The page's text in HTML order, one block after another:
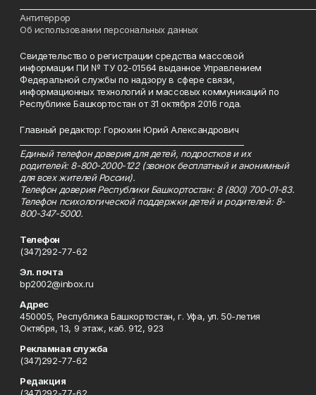
Антитеррор
Об использовании персональных данных
Свидетельство о регистрации средства массовой
информации ПИ № ТУ 02-01564 выданное Управлением
Федеральной службы по надзору в сфере связи,
информационных технологий и массовых коммуникаций по
Республике Башкортостан от 31 октября 2016 года.
Главный редактор: Горюхин Юрий Александрович
Единый телефон доверия для детей, подростков и их
родителей: 8-800-2000-122 (звонок бесплатный и анонимный
для всех жителей России).
Телефон доверия Республики Башкортостан: 8 (800) 700-01-83.
Телефон психологической поддержки детей и родителей: 8-
800-347-5000.
Телефон
(347)292-77-62
Эл. почта
bp2002@inbox.ru
Адрес
450005, Республика Башкортостан, г. Уфа, ул. 50-летия
Октября, 13, 9 этаж, каб. 912, 923
Рекламная служба
(347)292-77-62
Редакция